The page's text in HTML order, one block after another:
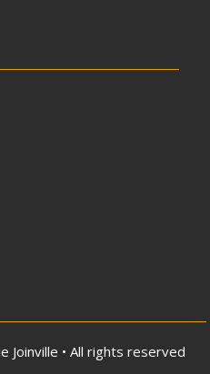
Joinville • All rights reserved